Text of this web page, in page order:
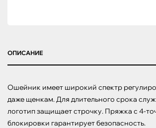
ОПИСАНИЕ
Ошейник имеет широкий спектр
даже щенкам. Для длительного срока
логотип защищает строчку. Пряжка с 4-
блокировки гарантирует безопасность.